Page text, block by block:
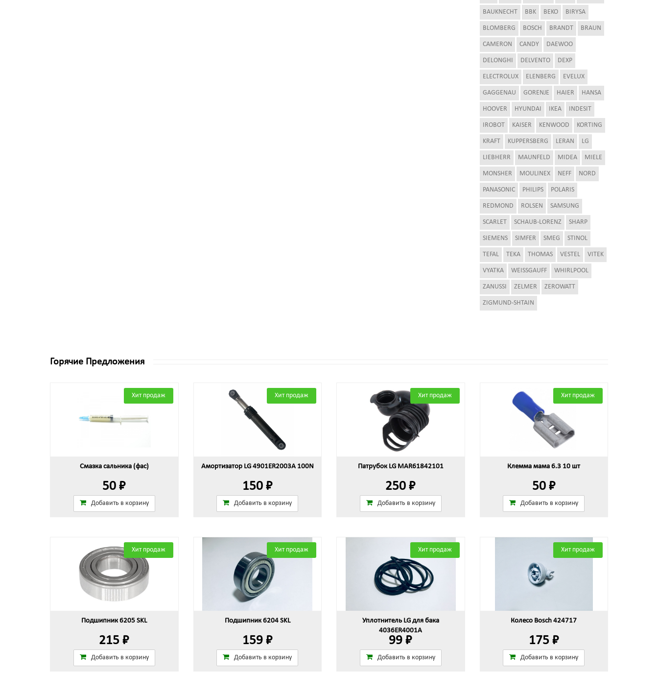
BAUKNECHT BBK BEKO BIRYSA
BLOMBERG BOSCH BRANDT BRAUN
CAMERON CANDY DAEWOO
DELONGHI DELVENTO DEXP
ELECTROLUX ELENBERG EVELUX
GAGGENAU GORENJE HAIER HANSA
HOOVER HYUNDAI IKEA INDESIT
IROBOT KAISER KENWOOD KORTING
KRAFT KUPPERSBERG LERAN LG
LIEBHERR MAUNFELD MIDEA MIELE
MONSHER MOULINEX NEFF NORD
PANASONIC PHILIPS POLARIS
REDMOND ROLSEN SAMSUNG
SCARLET SCHAUB-LORENZ SHARP
SIEMENS SIMFER SMEG STINOL
TEFAL TEKA THOMAS VESTEL VITEK
VYATKA WEISSGAUFF WHIRLPOOL
ZANUSSI ZELMER ZEROWATT
ZIGMUND-SHTAIN
Горячие Предложения
Хит продаж
Смазка сальника (фас)
50 ₽
Добавить в корзину
Хит продаж
Амортизатор LG 4901ER2003A 100N
150 ₽
Добавить в корзину
Хит продаж
Патрубок LG MAR61842101
250 ₽
Добавить в корзину
Хит продаж
Клемма мама 6.3 10 шт
50 ₽
Добавить в корзину
Хит продаж
Подшипник 6205 SKL
215 ₽
Добавить в корзину
Хит продаж
Подшипник 6204 SKL
159 ₽
Добавить в корзину
Хит продаж
Уплотнитель LG для бака
4036ER4001A
99 ₽
Добавить в корзину
Хит продаж
Колесо Bosch 424717
175 ₽
Добавить в корзину